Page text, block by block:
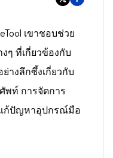
เขาชอบช่วย
ๆ ที่เกี่ยวข้องกับ
ย่างลึกซึ้งเกี่ยวกับ
พท์ การจัดการ
แก้ปัญหาอุปกรณ์มือ